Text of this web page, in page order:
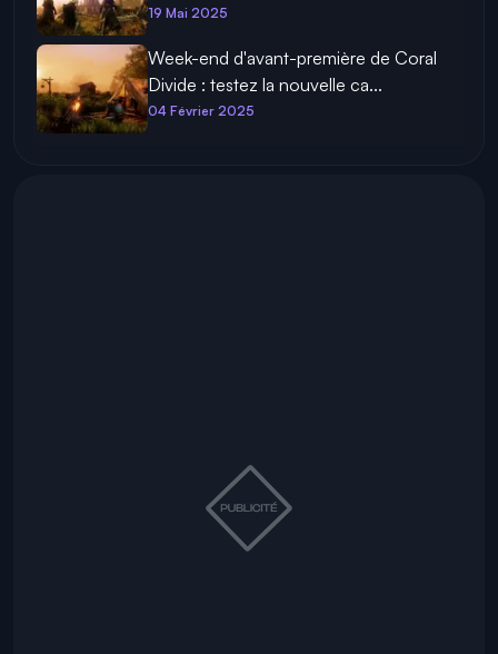
19 Mai 2025
Week-end d'avant-première de Coral
Divide : testez la nouvelle ca...
04 Février 2025